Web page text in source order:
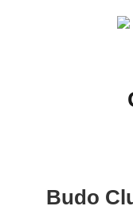
Budo